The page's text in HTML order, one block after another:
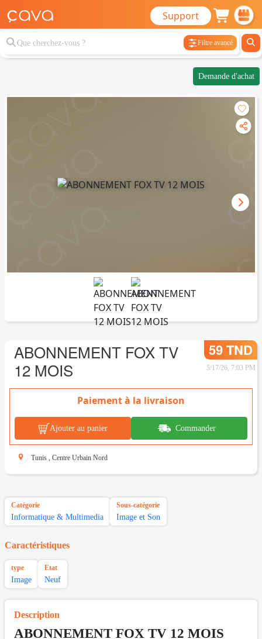
Support
Filtre avancé
Demande d'achat
ABONNEMENT FOX TV
12 MOIS
59 TND
5/17/26, 7:03 PM
Paiement à la livraison
Ajouter au panier Commander
Tunis , Centre Urbain Nord
Catégorie
Informatique & Multimedia
Sous-catégorie
Image et Son
Caractéristiques
type
Image
Etat
Neuf
Description
ABONNEMENT FOX TV 12 MOIS